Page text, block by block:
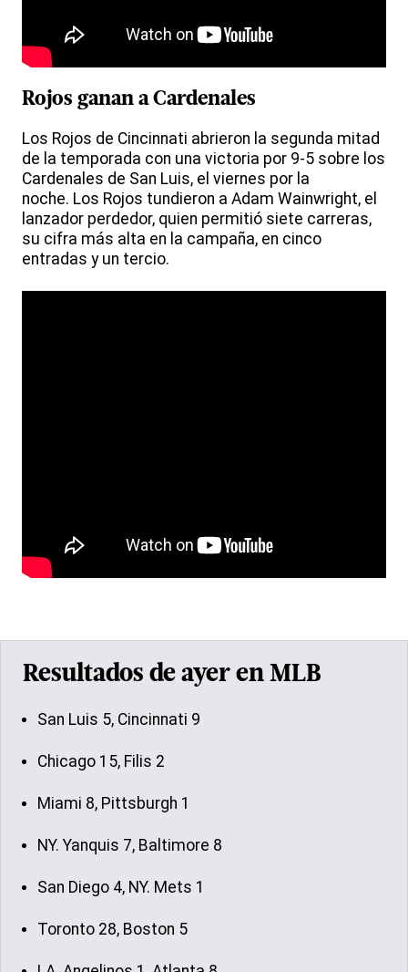
Rojos ganan a Cardenales
Los Rojos de Cincinnati abrieron la segunda mitad
de la temporada con una victoria por 9-5 sobre los
Cardenales de San Luis, el viernes por la
noche. Los Rojos tundieron a Adam Wainwright, el
lanzador perdedor, quien permitió siete carreras,
su cifra más alta en la campaña, en cinco
entradas y un tercio.
Resultados de ayer en MLB
San Luis 5, Cincinnati 9
Chicago 15, Filis 2
Miami 8, Pittsburgh 1
NY. Yanquis 7, Baltimore 8
San Diego 4, NY. Mets 1
Toronto 28, Boston 5